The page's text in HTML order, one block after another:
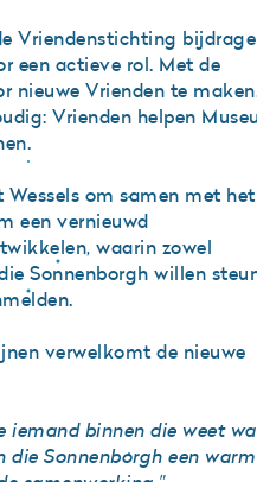
Vriendenstichting
een actieve rol. Met de
nieuwe Vrienden te
Vrienden helpen
om samen met het
een vernieuwd
waarin zowel
Sonnenborgh willen
verwelkomt de nieuwe
iemand binnen die weet
die Sonnenborgh een